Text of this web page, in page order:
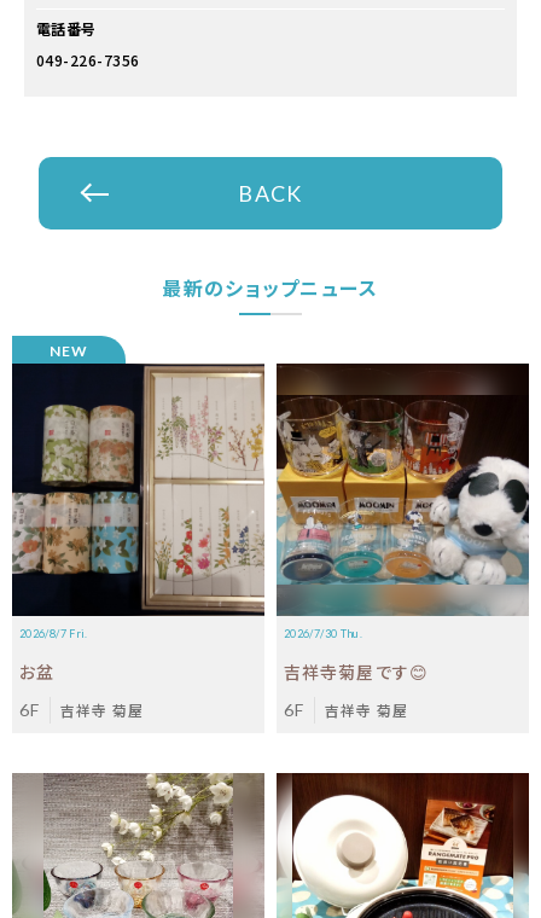
電話番号
049-226-7356
BACK
最新のショップニュース
2026/8/7 Fri.
お盆
6F 吉祥寺 菊屋
2026/7/30 Thu.
吉祥寺菊屋です😊
6F 吉祥寺 菊屋